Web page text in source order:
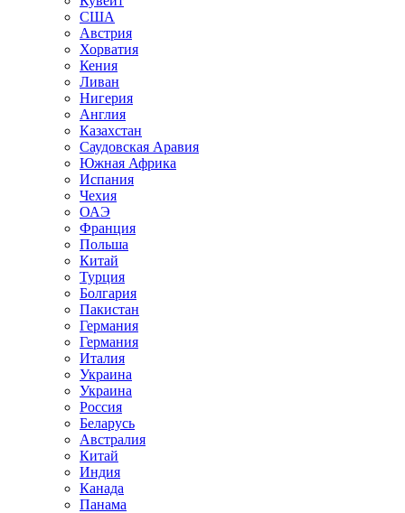
США
Австрия
Хорватия
Кения
Ливан
Нигерия
Англия
Казахстан
Саудовская Аравия
Южная Африка
Испания
Чехия
ОАЭ
Франция
Польша
Китай
Турция
Болгария
Пакистан
Германия
Германия
Италия
Украина
Украина
Россия
Беларусь
Австралия
Китай
Индия
Канада
Панама